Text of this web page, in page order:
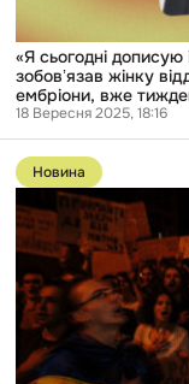
померлого
чоловіка
ембріони,
вже
тиждень
не
публікує
текст
рішення
«Я сьогодні дописую
зобовʼязав жінку
ембріони, вже
18 Вересня 2025, 18:16
Перейти
до
публікації
«Зберегти
обличчя»:
Чим
відрізняється
новий
законопроєкт
Зеленського
НАБУ
Новина